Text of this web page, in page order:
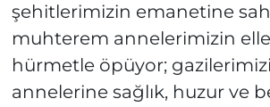
şehitlerimizin emanetine
muhterem annelerimizin
hürmetle öpüyor;
annelerine sağlık, huzur ve